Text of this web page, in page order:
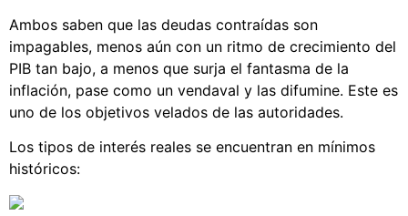
Ambos saben que las deudas contraídas son
impagables, menos aún con un ritmo de crecimiento del
PIB tan bajo, a menos que surja el fantasma de la
inflación, pase como un vendaval y las difumine. Este es
uno de los objetivos velados de las autoridades.
Los tipos de interés reales se encuentran en mínimos
históricos: